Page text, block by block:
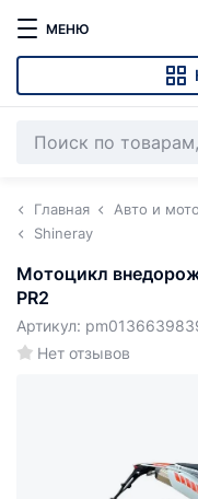
МЕНЮ
Главная Авто и мото
Shineray
Мотоцикл
PR2
Нет отзывов
Артикул: